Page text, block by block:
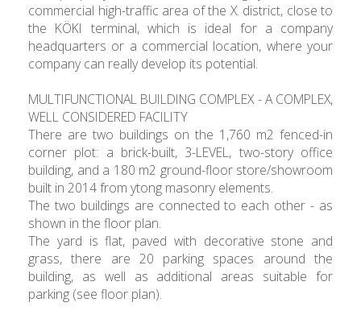
commercial high-traffic area of ​​the X. district, close to
the KÖKI terminal, which is ideal for a company
headquarters or a commercial location, where your
company can really develop its potential.
MULTIFUNCTIONAL BUILDING COMPLEX - A COMPLEX,
WELL CONSIDERED FACILITY
There are two buildings on the 1,760 m2 fenced-in
corner plot: a brick-built, 3-LEVEL, two-story office
building, and a 180 m2 ground-floor store/showroom
built in 2014 from ytong masonry elements.
The two buildings are connected to each other - as
shown in the floor plan.
The yard is flat, paved with decorative stone and
grass, there are 20 parking spaces around the
building, as well as additional areas suitable for
parking (see floor plan).